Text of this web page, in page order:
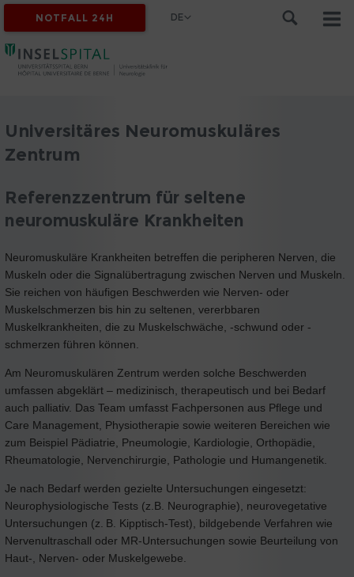
NOTFALL 24H DE
Universitäres Neuromuskuläres
Zentrum
Referenzzentrum für seltene
neuromuskuläre Krankheiten
Neuromuskuläre Krankheiten betreffen die peripheren Nerven, die
Muskeln oder die Signalübertragung zwischen Nerven und Muskeln.
Sie reichen von häufigen Beschwerden wie Nerven- oder
Muskelschmerzen bis hin zu seltenen, vererbbaren
Muskelkrankheiten, die zu Muskelschwäche, -schwund oder -
schmerzen führen können.
Am Neuromuskulären Zentrum werden solche Beschwerden
umfassen abgeklärt – medizinisch, therapeutisch und bei Bedarf
auch palliativ. Das Team umfasst Fachpersonen aus Pflege und
Care Management, Physiotherapie sowie weiteren Bereichen wie
zum Beispiel Pädiatrie, Pneumologie, Kardiologie, Orthopädie,
Rheumatologie, Nervenchirurgie, Pathologie und Humangenetik.
Je nach Bedarf werden gezielte Untersuchungen eingesetzt:
Neurophysiologische Tests (z.B. Neurographie), neurovegetative
Untersuchungen (z. B. Kipptisch-Test), bildgebende Verfahren wie
Nervenultraschall oder MR-Untersuchungen sowie Beurteilung von
Haut-, Nerven- oder Muskelgewebe.